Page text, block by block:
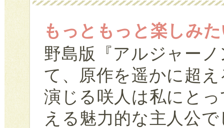
もっともっと楽しみ
野島版『アルジャー
て、原作を遥かに超
演じる咲人は私にと
える魅力的な主人公